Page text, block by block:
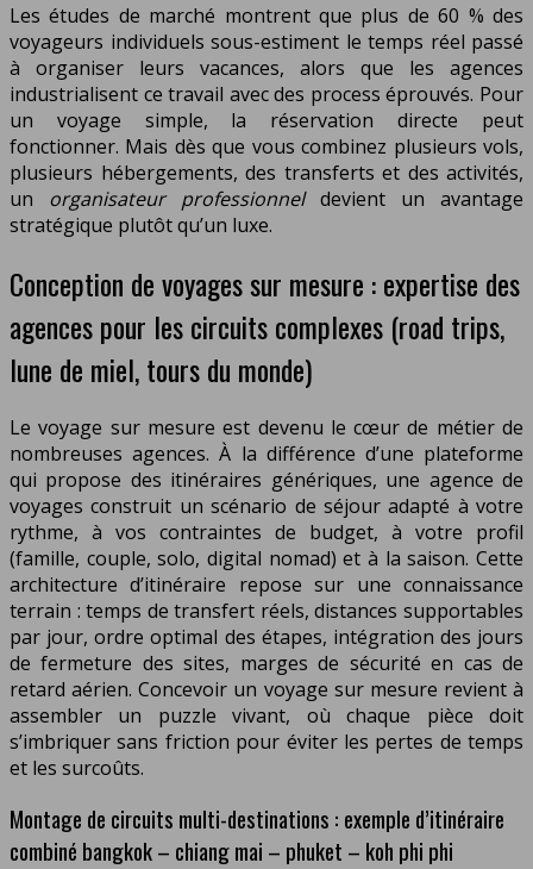
Les études de marché montrent que plus de 60 % des
voyageurs individuels sous-estiment le temps réel passé
à organiser leurs vacances, alors que les agences
industrialisent ce travail avec des process éprouvés. Pour
un voyage simple, la réservation directe peut
fonctionner. Mais dès que vous combinez plusieurs vols,
plusieurs hébergements, des transferts et des activités,
un organisateur professionneldevient un avantage
stratégique plutôt qu’un luxe.
Conception de voyages sur mesure : expertise des
agences pour les circuits complexes (road trips,
lune de miel, tours du monde)
Le voyage sur mesure est devenu le cœur de métier de
nombreuses agences. À la différence d’une plateforme
qui propose des itinéraires génériques, une agence de
voyages construit un scénario de séjour adapté à votre
rythme, à vos contraintes de budget, à votre profil
(famille, couple, solo, digital nomad) et à la saison. Cette
architecture d’itinéraire repose sur une connaissance
terrain : temps de transfert réels, distances supportables
par jour, ordre optimal des étapes, intégration des jours
de fermeture des sites, marges de sécurité en cas de
retard aérien. Concevoir un voyage sur mesure revient à
assembler un puzzle vivant, où chaque pièce doit
s’imbriquer sans friction pour éviter les pertes de temps
et les surcoûts.
Montage de circuits multi-destinations : exemple d’itinéraire
combiné bangkok – chiang mai – phuket – koh phi phi